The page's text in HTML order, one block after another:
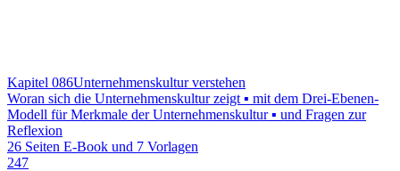
Kapitel 086Unternehmenskultur verstehen
Woran sich die Unternehmenskultur zeigt ▪ mit dem Drei-Ebenen-
Modell für Merkmale der Unternehmenskultur ▪ und Fragen zur
Reflexion
26 Seiten E-Book und 7 Vorlagen
247